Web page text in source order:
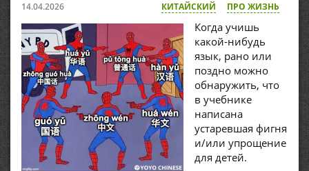
14.04.2026 КИТАЙСКИЙ ПРО ЖИЗНЬ
Когда учишь
какой-нибудь
язык, рано или
поздно можно
обнаружить, что
в учебнике
написана
устаревшая фигня
и/или упрощение
для детей.